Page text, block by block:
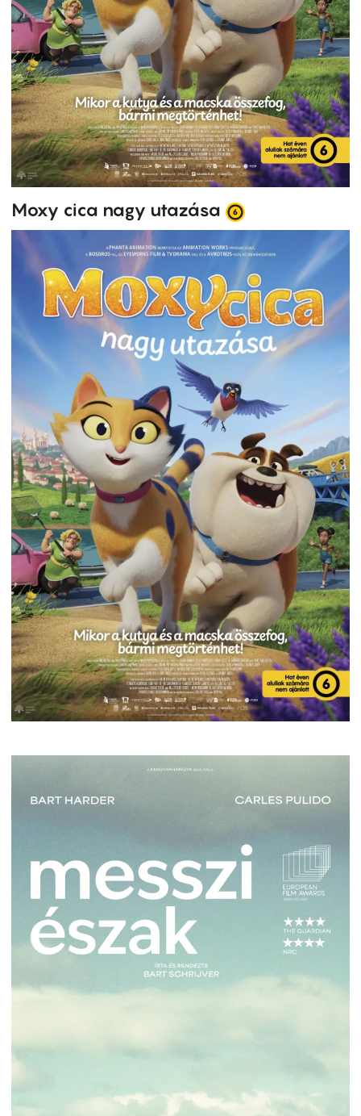
Moxy cica nagy utazása